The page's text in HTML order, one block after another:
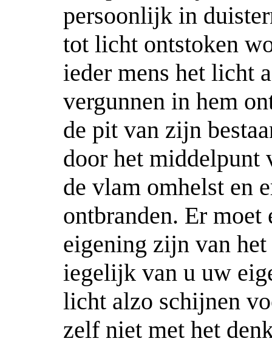
persoonlijk in
tot licht ontstoken
ieder mens het licht
vergunnen in hem
de pit van zijn
door het middelpunt
de vlam omhelst en
ontbranden. Er
eigening zijn van
iegelijk van u uw
licht alzo schijnen
zelf niet met het